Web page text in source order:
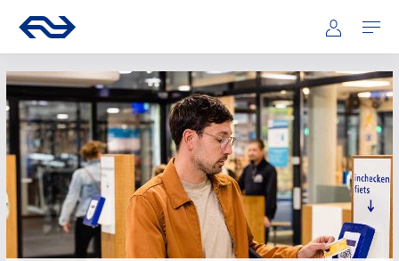
Hoofdnavigatie
Ga naar de homepage van ns.nl Mijn NS
Openen